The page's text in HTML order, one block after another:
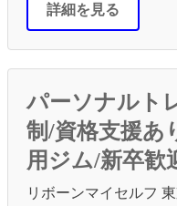
詳細を見る
パーソナルト
制/資格支援あ
用ジム/新卒歓
リボーンマイセルフ